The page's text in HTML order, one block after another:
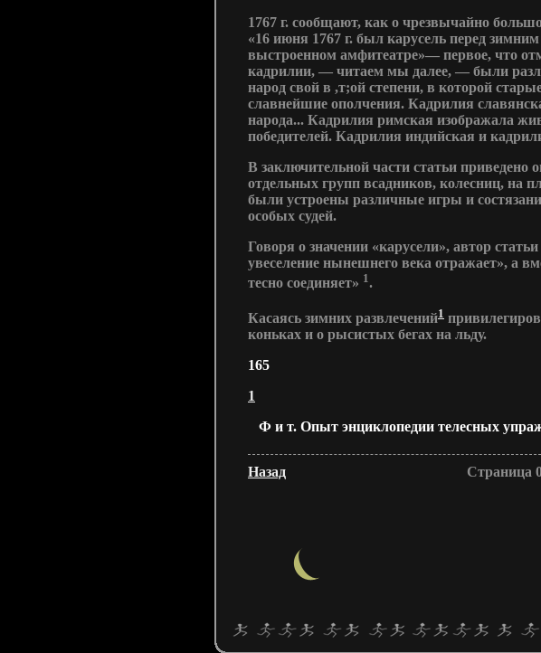
1767 г. сообщают, как о чрезвычайно
«16 июня 1767 г. был карусель перед
выстроенном амфитеатре»— первое, что
кадрилии, — читаем мы далее, — были
народ свой в ,т;ой степени, в которой
славнейшие ополчения. Кадрилия
народа... Кадрилия римская изображала
победителей. Кадрилия индийская и
В заключительной части статьи приведено
отдельных групп всадников, колесниц, на
были устроены различные игры и
особых судей.
Говоря о значении «карусели», автор
увеселение нынешнего века отражает», а
тесно соединяет» 1.
Касаясь зимних развлечений1
коньках и о рысистых бегах на льду.
165
1
Ф и т. Опыт энциклопедии телесных
Назад Страница